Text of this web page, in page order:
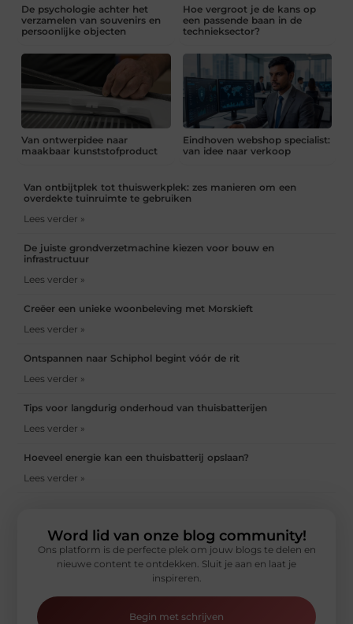
De psychologie achter het
verzamelen van souvenirs en
persoonlijke objecten
Hoe vergroot je de kans op
een passende baan in de
technieksector?
Van ontwerpidee naar
maakbaar kunststofproduct
Eindhoven webshop specialist:
van idee naar verkoop
Van ontbijtplek tot thuiswerkplek: zes manieren om een
overdekte tuinruimte te gebruiken
Lees verder »
De juiste grondverzetmachine kiezen voor bouw en
infrastructuur
Lees verder »
Creëer een unieke woonbeleving met Morskieft
Lees verder »
Ontspannen naar Schiphol begint vóór de rit
Lees verder »
Tips voor langdurig onderhoud van thuisbatterijen
Lees verder »
Hoeveel energie kan een thuisbatterij opslaan?
Lees verder »
Word lid van onze blog community!
Ons platform is de perfecte plek om jouw blogs te delen en
nieuwe content te ontdekken. Sluit je aan en laat je
inspireren.
Begin met schrijven